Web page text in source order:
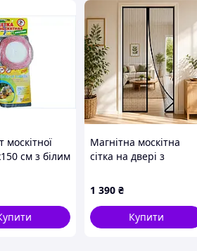
москітної
см з білим
комах і
Магнітна москітна
сітка на двері з
автоматичним
закриванням 100 x 210
см
1 390 ₴
Купити